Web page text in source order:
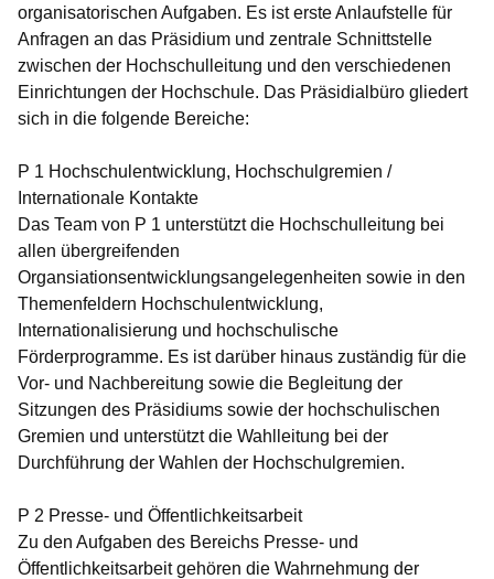
organisatorischen Aufgaben. Es ist erste Anlaufstelle für
Anfragen an das Präsidium und zentrale Schnittstelle
zwischen der Hochschulleitung und den verschiedenen
Einrichtungen der Hochschule. Das Präsidialbüro gliedert
sich in die folgende Bereiche:
P 1 Hochschulentwicklung, Hochschulgremien /
Internationale Kontakte
Das Team von P 1 unterstützt die Hochschulleitung bei
allen übergreifenden
Organsiationsentwicklungsangelegenheiten sowie in den
Themenfeldern Hochschulentwicklung,
Internationalisierung und hochschulische
Förderprogramme. Es ist darüber hinaus zuständig für die
Vor- und Nachbereitung sowie die Begleitung der
Sitzungen des Präsidiums sowie der hochschulischen
Gremien und unterstützt die Wahlleitung bei der
Durchführung der Wahlen der Hochschulgremien.
P 2 Presse- und Öffentlichkeitsarbeit
Zu den Aufgaben des Bereichs Presse- und
Öffentlichkeitsarbeit gehören die Wahrnehmung der